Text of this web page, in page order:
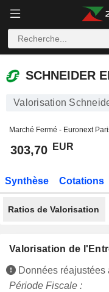
SCHNEIDER
SCHNEIDER
Valorisation
Marché Fermé - Euronext
303,70 EUR
Synthèse Cotations
Ratios de Valorisation
Valorisation de
Données réajustées
Période Fiscale :